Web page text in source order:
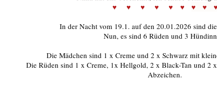
♥ ♥ ♥ ♥ ♥ ♥ ♥ ♥
In der Nacht vom 19.1. auf den 20.01.2026 sind
Nun, es sind 6 Rüden und 3
Die Mädchen sind 1 x Creme und 2 x Schwarz mit
Die Rüden sind 1 x Creme, 1x Hellgold, 2 x Black-Tan und 2
Abzeichen.